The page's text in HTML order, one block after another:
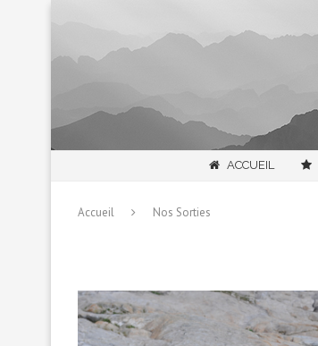
ACCUEIL
Accueil Nos Sorties